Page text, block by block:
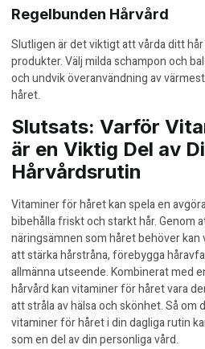
Regelbunden Hårvård
Slutligen är det viktigt att vårda ditt
produkter. Välj milda schampon och
och undvik överanvändning av
håret.
Slutsats: Varför
är en Viktig Del av
Hårvårdsrutin
Vitaminer för håret kan spela en
bibehålla friskt och starkt hår. Genom
näringsämnen som håret behöver
att stärka hårstråna, förebygga
allmänna utseende. Kombinerat med
hårvård kan vitaminer för håret vara
att stråla av hälsa och skönhet. Så om
vitaminer för håret i din dagliga rutin
som en del av din personliga vård.